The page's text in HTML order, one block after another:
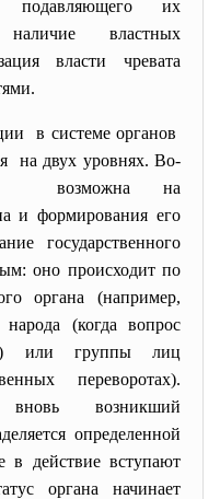
подавляющего их
властных
власти чревата
в системе органов
на двух уровнях. Во-
возможна на
и формирования его
государственного
оно происходит по
органа (например,
народа (когда вопрос
или группы лиц
переворотах).
возникший
определенной
в действие вступают
органа начинает